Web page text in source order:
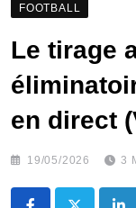
FOOTBALL
Le tirage
en direct
19/05/2026 3